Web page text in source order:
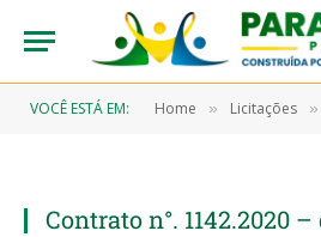
VOCÊ ESTÁ EM: Home » Licitações »
Contrato n°. 1142.2020